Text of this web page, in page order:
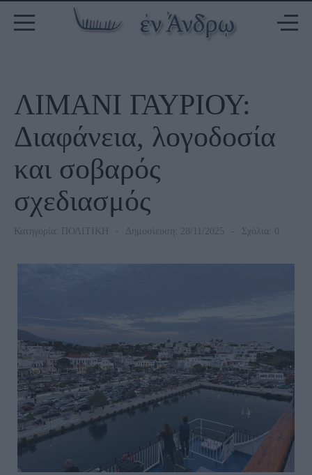
ΛΙΜΑΝΙ ΓΑΥΡΙΟΥ:
Διαφάνεια, λογοδοσία
και σοβαρός
σχεδιασμός
Κατηγορία: ΠΟΛΙΤΙΚΗ Δημοσίευση: 28/11/2025 Σχόλια: 0